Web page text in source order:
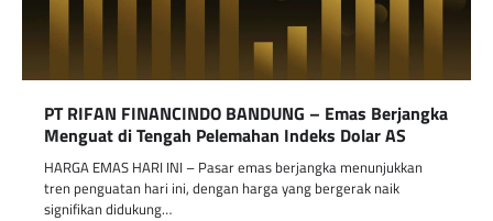
PT RIFAN FINANCINDO BANDUNG – Emas Berjangka
Menguat di Tengah Pelemahan Indeks Dolar AS
HARGA EMAS HARI INI – Pasar emas berjangka menunjukkan
tren penguatan hari ini, dengan harga yang bergerak naik
signifikan didukung…